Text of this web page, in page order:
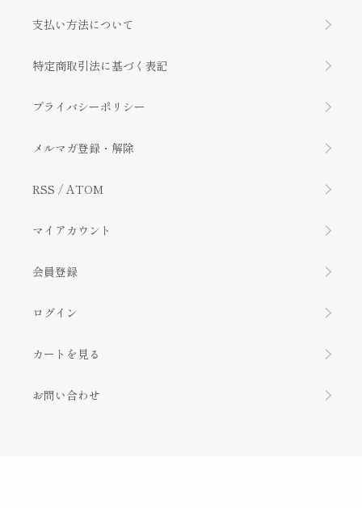
支払い方法について
特定商取引法に基づく表記
プライバシーポリシー
メルマガ登録・解除
RSS / ATOM
マイアカウント
会員登録
ログイン
カートを見る
お問い合わせ